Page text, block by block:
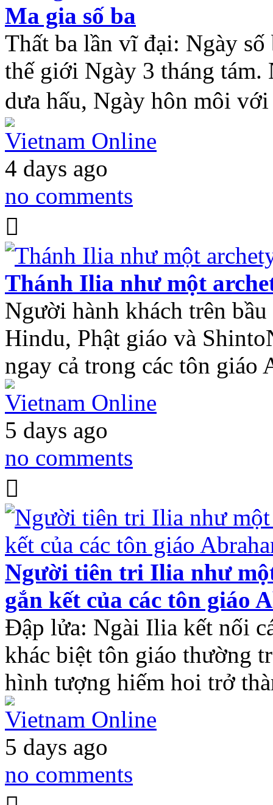
Ma gia số ba
Thất ba lần vĩ đại: Ngày số
thế giới Ngày 3 tháng tám.
dưa hấu, Ngày hôn môi
Vietnam Online
4 days ago
no comments
Thánh Ilia như một
Người hành khách trên
Hindu, Phật giáo và
ngay cả trong các tôn
Vietnam Online
5 days ago
no comments
Người tiên tri Ilia như
gắn kết của các tôn giáo
Đập lửa: Ngài Ilia kết nối
khác biệt tôn giáo thường
hình tượng hiếm hoi trở
Vietnam Online
5 days ago
no comments